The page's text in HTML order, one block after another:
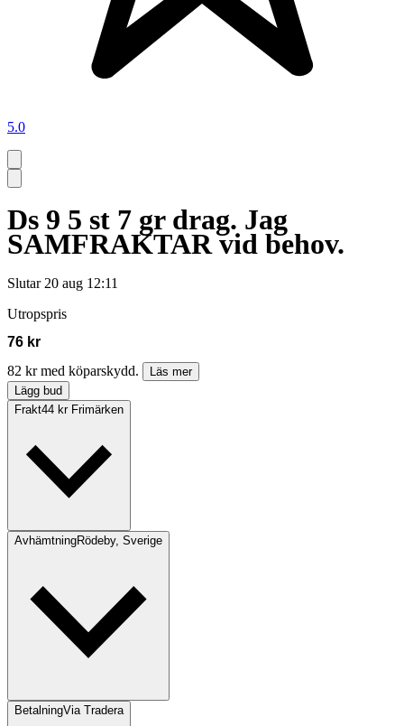
5.0
Ds 9 5 st 7 gr drag. Jag
SAMFRAKTAR vid behov.
Slutar 20 aug 12:11
Utropspris
76 kr
82 kr med köparskydd.
Läs mer
Lägg bud
Frakt44 kr Frimärken
AvhämtningRödeby, Sverige
BetalningVia Tradera